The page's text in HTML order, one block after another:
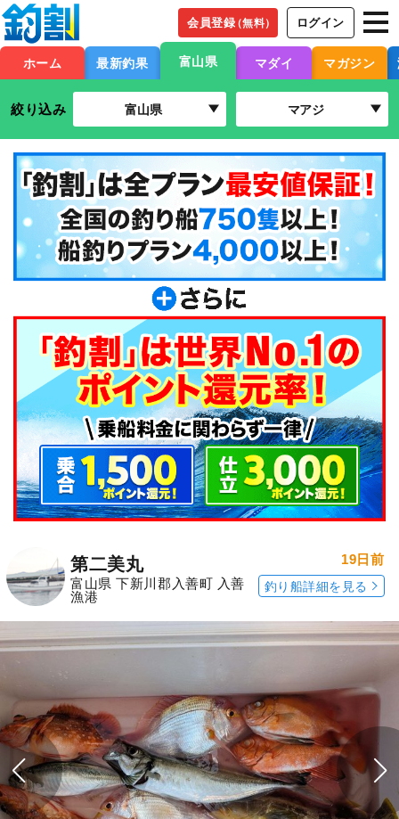
会員登録（無料） ログイン
ホーム 最新釣果 富山県 マダイ マガジン
絞り込み 富山県 マアジ
第二美丸
富山県 下新川郡入善町 入善
漁港
19日前
釣り船詳細を見る